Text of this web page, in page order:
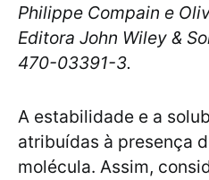
Philippe Compain e
Editora John Wiley &
470-03391-3.
A estabilidade e a
atribuídas à presença
molécula. Assim,